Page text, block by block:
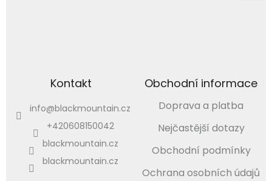
Kontakt
info@blackmountain.cz
+420608150042
blackmountain.cz
blackmountain.cz
Obchodní informace
Doprava a platba
Nejčastější dotazy
Obchodní podmínky
Ochrana osobních údajů